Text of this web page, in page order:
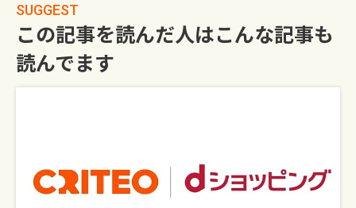
SUGGEST
この記事を読んだ人はこんな記事も
読んでます